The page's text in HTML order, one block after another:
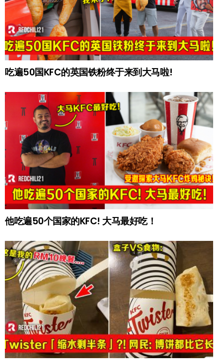
吃遍50国KFC的英国铁粉终于来到大马啦!
他吃遍50个国家的KFC! 大马最好吃！